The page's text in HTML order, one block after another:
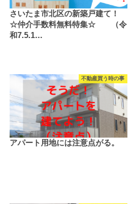
さいたま市北区の新築戸建て！
☆仲介手数料無料特集☆ （令
和7.5.1…
不動産買う時の事
アパート用地には注意点がる。